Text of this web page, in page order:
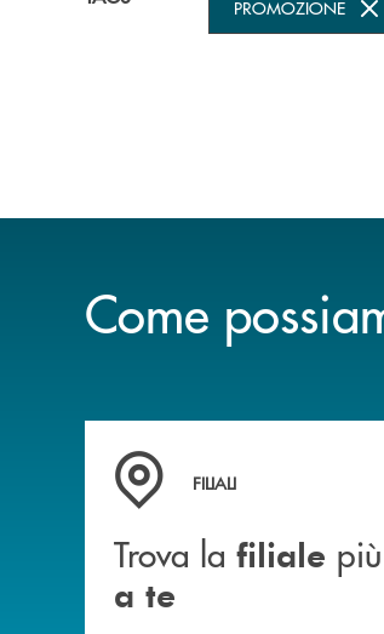
PROMOZIONE
Come
Trova la filiale&nbsp; più
FILIALI
Trova la filiale più
a te